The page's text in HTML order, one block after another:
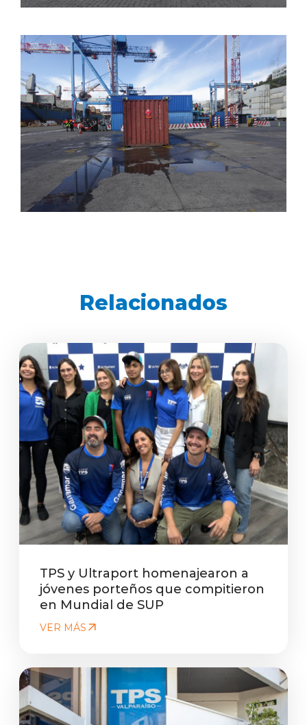
Relacionados
TPS y Ultraport homenajearon a
jóvenes porteños que compitieron
en Mundial de SUP
VER MÁS